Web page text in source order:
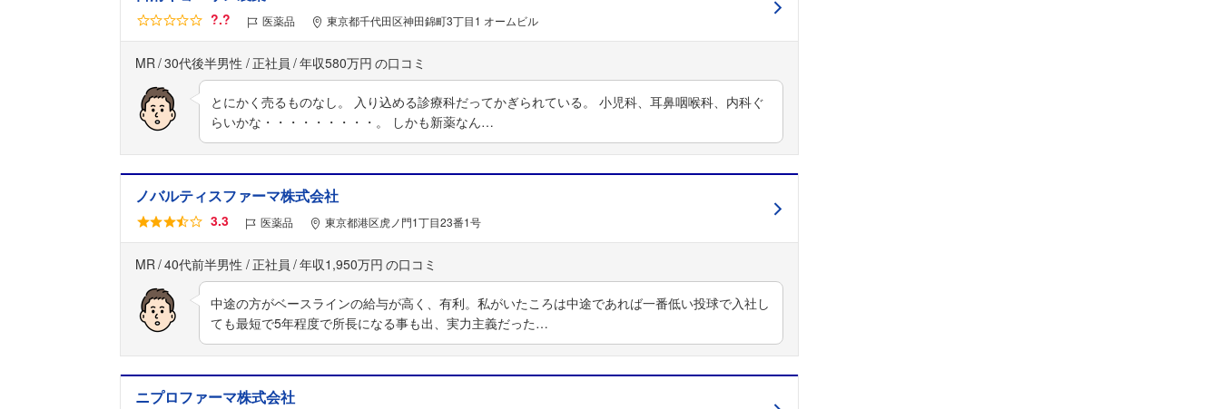
?.? 医薬品 東京都千代田区神田錦町3丁目1 オームビル
MR 30代後半男性 正社員 年収580万円
とにかく売るものなし。 入り込める診療科だってかぎられている。 小児科、耳鼻咽喉科、内科ぐ
らいかな・・・・・・・・・。 しかも新薬なん…
ノバルティスファーマ株式会社
3.3 医薬品 東京都港区虎ノ門1丁目23番1号
MR 40代前半男性 正社員 年収1,950万円
中途の方がベースラインの給与が高く、有利。私がいたころは中途であれば一番低い投球で入社し
ても最短で5年程度で所長になる事も出、実力主義だった…
ニプロファーマ株式会社